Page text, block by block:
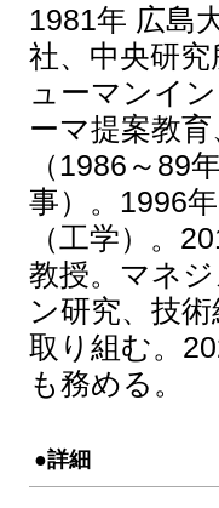
1981年 広島
社、中央研
ューマンイ
ーマ提案教
（1986～89
事）。1996
（工学）。
教授。マネ
ン研究、技
取り組む。
も務める。
●詳細